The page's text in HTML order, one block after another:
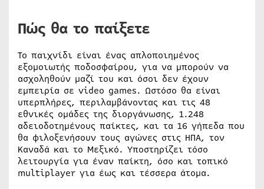
Πώς θα το παίξετε
Το παιχνίδι είναι ένας απλοποιημένος
εξομοιωτής ποδοσφαίρου, για να μπορούν να
ασχοληθούν μαζί του και όσοι δεν έχουν
εμπειρία σε video games. Ωστόσο θα είναι
υπερπλήρες, περιλαμβάνοντας και τις 48
εθνικές ομάδες της διοργάνωσης, 1.248
αδειοδοτημένους παίκτες, και τα 16 γήπεδα που
θα φιλοξενήσουν τους αγώνες στις ΗΠΑ, τον
Καναδά και το Μεξικό. Υποστηρίζει τόσο
λειτουργία για έναν παίκτη, όσο και τοπικό
multiplayer για έως και τέσσερα άτομα.